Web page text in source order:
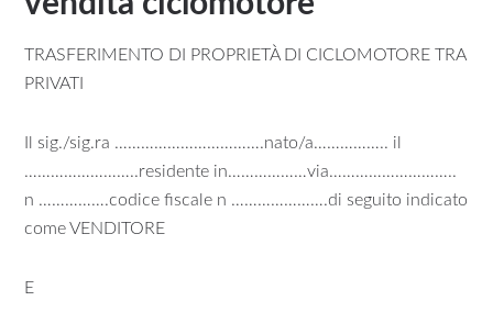
TRASFERIMENTO DI PROPRIETÀ DI CICLOMOTORE TRA
PRIVATI
Il sig./sig.ra …………………………….nato/a…………….. il
……………………..residente in………………via………………………..
n …………….codice fiscale n ………………….di seguito indicato
come VENDITORE
E